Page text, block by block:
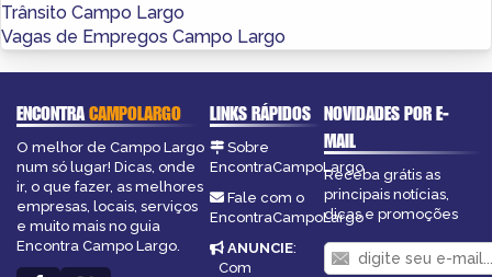
Trânsito Campo Largo
Vagas de Empregos Campo Largo
ENCONTRACAMPOLARGO
O melhor de Campo Largo
num só lugar! Dicas, onde
ir, o que fazer, as melhores
empresas, locais, serviços
e muito mais no guia
Encontra Campo Largo.
LINKS RÁPIDOS
Sobre
EncontraCampoLargo
Fale com o
EncontraCampoLargo
ANUNCIE:
Com
NOVIDADES POR E-
MAIL
Receba grátis as
principais notícias,
dicas e promoções